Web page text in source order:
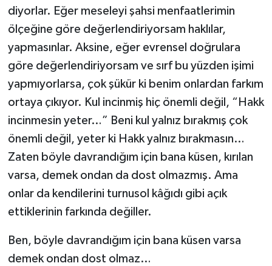
diyorlar. Eğer meseleyi şahsi menfaatlerimin
ölçeğine göre değerlendiriyorsam haklılar,
yapmasınlar. Aksine, eğer evrensel doğrulara
göre değerlendiriyorsam ve sırf bu yüzden işimi
yapmıyorlarsa, çok şükür ki benim onlardan farkım
ortaya çıkıyor. Kul incinmiş hiç önemli değil, “Hakk
incinmesin yeter…” Beni kul yalnız bırakmış çok
önemli değil, yeter ki Hakk yalnız bırakmasın…
Zaten böyle davrandığım için bana küsen, kırılan
varsa, demek ondan da dost olmazmış. Ama
onlar da kendilerini turnusol kâğıdı gibi açık
ettiklerinin farkında değiller.
Ben, böyle davrandığım için bana küsen varsa
demek ondan dost olmaz…